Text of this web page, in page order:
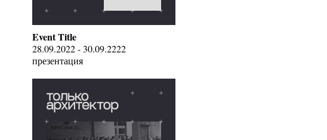
Event Title
28.09.2022 - 30.09.2222
презентация